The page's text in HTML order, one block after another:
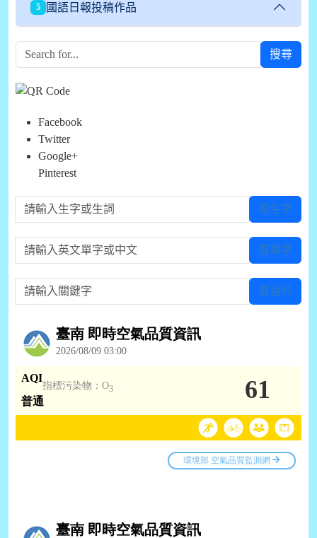
5 國語日報投稿作品
搜尋
Facebook
Twitter
Google+
Pinterest
請輸入生字或生詞 查生字
請輸入英文單字或中文 查單字
請輸入關鍵字 查百科